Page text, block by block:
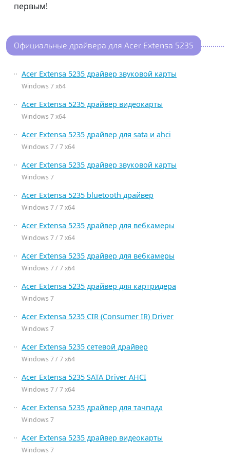
первым!
Официальные драйвера для Acer Extensa 5235
Acer Extensa 5235 драйвер звуковой карты
Windows 7 x64
Acer Extensa 5235 драйвер видеокарты
Windows 7 x64
Acer Extensa 5235 драйвер для sata и ahci
Windows 7 / 7 x64
Acer Extensa 5235 драйвер звуковой карты
Windows 7
Acer Extensa 5235 bluetooth драйвер
Windows 7 / 7 x64
Acer Extensa 5235 драйвер для вебкамеры
Windows 7 / 7 x64
Acer Extensa 5235 драйвер для вебкамеры
Windows 7 / 7 x64
Acer Extensa 5235 драйвер для картридера
Windows 7
Acer Extensa 5235 CIR (Consumer IR) Driver
Windows 7
Acer Extensa 5235 сетевой драйвер
Windows 7 / 7 x64
Acer Extensa 5235 SATA Driver AHCI
Windows 7 / 7 x64
Acer Extensa 5235 драйвер для тачпада
Windows 7
Acer Extensa 5235 драйвер видеокарты
Windows 7